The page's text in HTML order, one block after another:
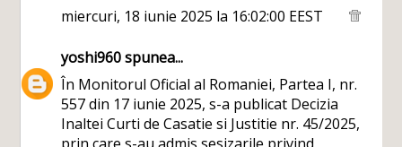
miercuri, 18 iunie 2025 la 16:02:00 EEST
yoshi960spunea...
În Monitorul Oficial al Romaniei, Partea I, nr.
557 din 17 iunie 2025, s-a publicat Decizia
Inaltei Curti de Casatie si Justitie nr. 45/2025,